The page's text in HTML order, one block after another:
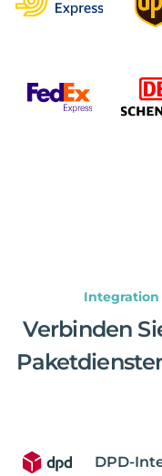
Integration
Verbinden
DPD-